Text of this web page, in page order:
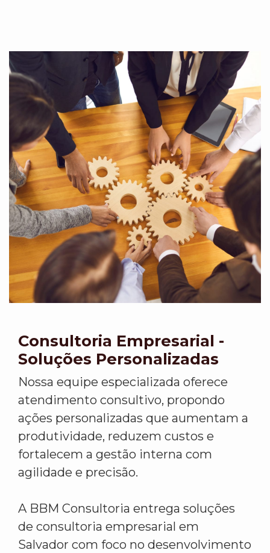
Consultoria Empresarial -
Soluções Personalizadas
Nossa equipe especializada oferece
atendimento consultivo, propondo
ações personalizadas que aumentam a
produtividade, reduzem custos e
fortalecem a gestão interna com
agilidade e precisão.
A BBM Consultoria entrega soluções
de consultoria empresarial em
Salvador com foco no desenvolvimento